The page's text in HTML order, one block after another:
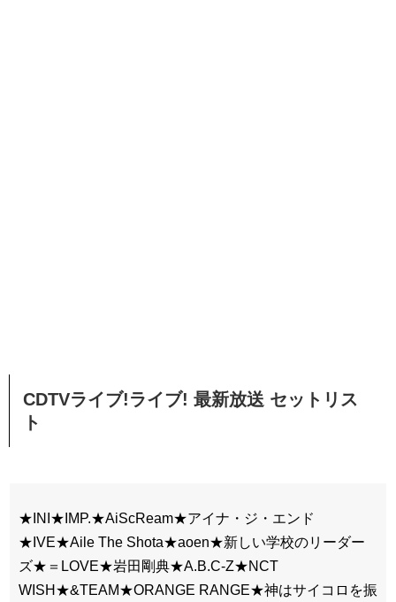
CDTVライブ!ライブ! 最新放送 セットリス
ト
★INI★IMP.★AiScReam★アイナ・ジ・エンド
★IVE★Aile The Shota★aoen★新しい学校のリーダー
ズ★＝LOVE★岩田剛典★A.B.C-Z★NCT
WISH★&TEAM★ORANGE RANGE★神はサイコロを振